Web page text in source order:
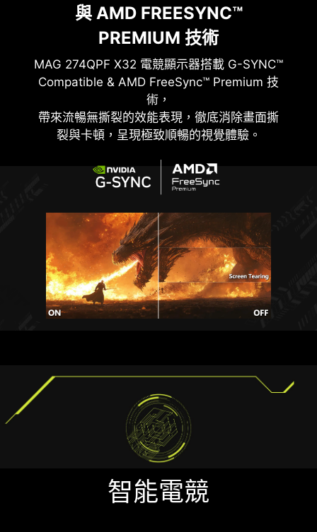
與 AMD FREESYNC™
PREMIUM 技術
MAG 274QPF X32 電競顯示器搭載 G-SYNC™
Compatible & AMD FreeSync™ Premium 技
術，
帶來流暢無撕裂的效能表現，徹底消除畫面撕
裂與卡頓，呈現極致順暢的視覺體驗。
智能電競